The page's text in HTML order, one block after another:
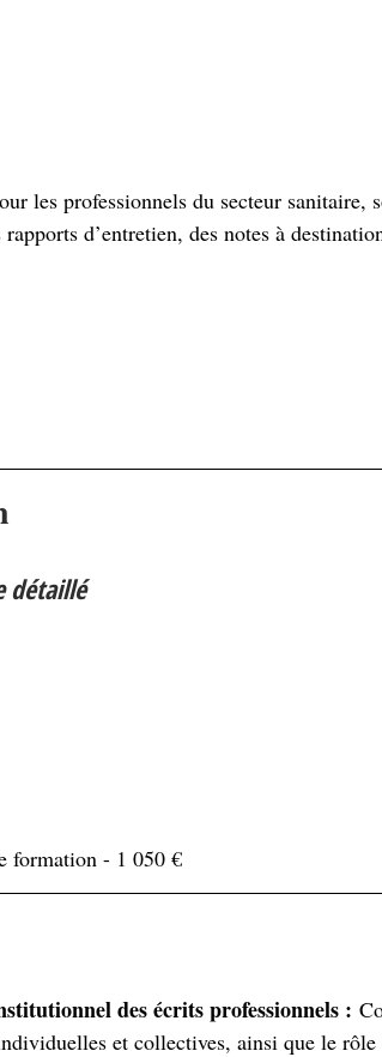
les professionnels du secteur sanitaire,
d’entretien, des notes à
détaillé
formation - 1 050 €
des écrits professionnels :
et collectives, ainsi que le rôle